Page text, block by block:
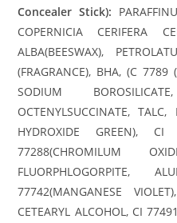
Concealer Stick):
COPERNICIA CERIFERA
ALBA(BEESWAX),
(FRAGRANCE), BHA, (C 7789
SODIUM
OCTENYLSUCCINATE,
HYDROXIDE GREEN),
77288(CHROMILUM
FLUORPHLOGORPITE,
77742(MANGANESE
CETEARYL ALCOHOL, CI